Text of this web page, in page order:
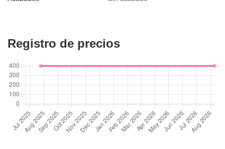
Registro de precios